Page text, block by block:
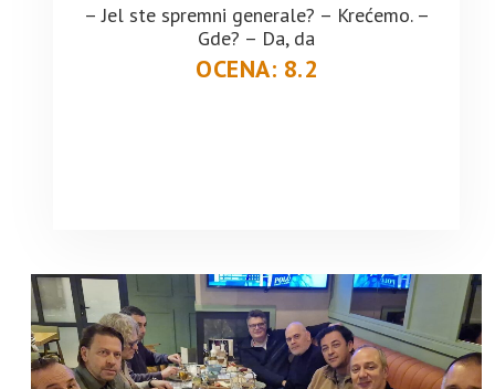
– Jel ste spremni generale? – Krećemo. –
Gde? – Da, da
OCENA: 8.2